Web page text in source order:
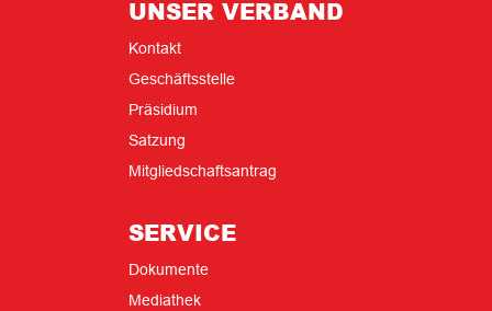
UNSER VERBAND
Kontakt
Geschäftsstelle
Präsidium
Satzung
Mitgliedschaftsantrag
SERVICE
Dokumente
Mediathek